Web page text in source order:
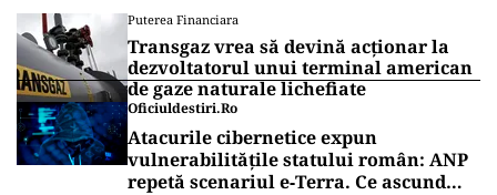
Puterea Financiara
Transgaz vrea să devină acționar la
dezvoltatorul unui terminal american
de gaze naturale lichefiate
Oficiuldestiri.ro
Atacurile cibernetice expun
vulnerabilitățile statului român: ANP
repetă scenariul e‑Terra. Ce ascund